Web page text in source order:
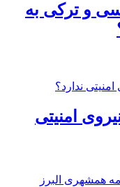
و ترکی به
امنیتی